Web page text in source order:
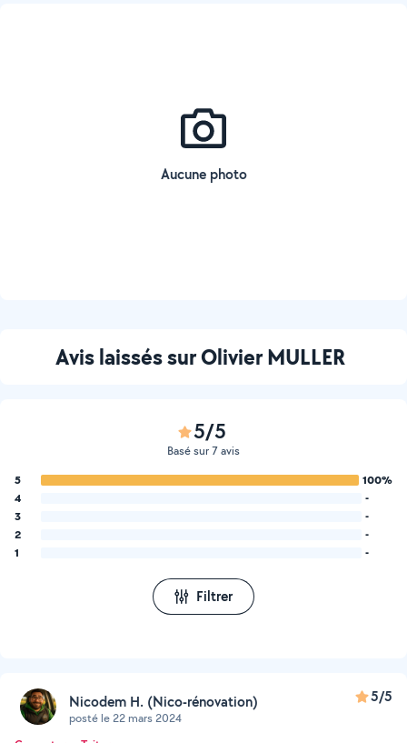
Aucune photo
Avis laissés sur Olivier MULLER
5/5
Basé sur 7 avis
5
100%
4
-
3
-
2
-
1
-
Filtrer
Nicodem H. (Nico-rénovation)
posté le 22 mars 2024
5/5